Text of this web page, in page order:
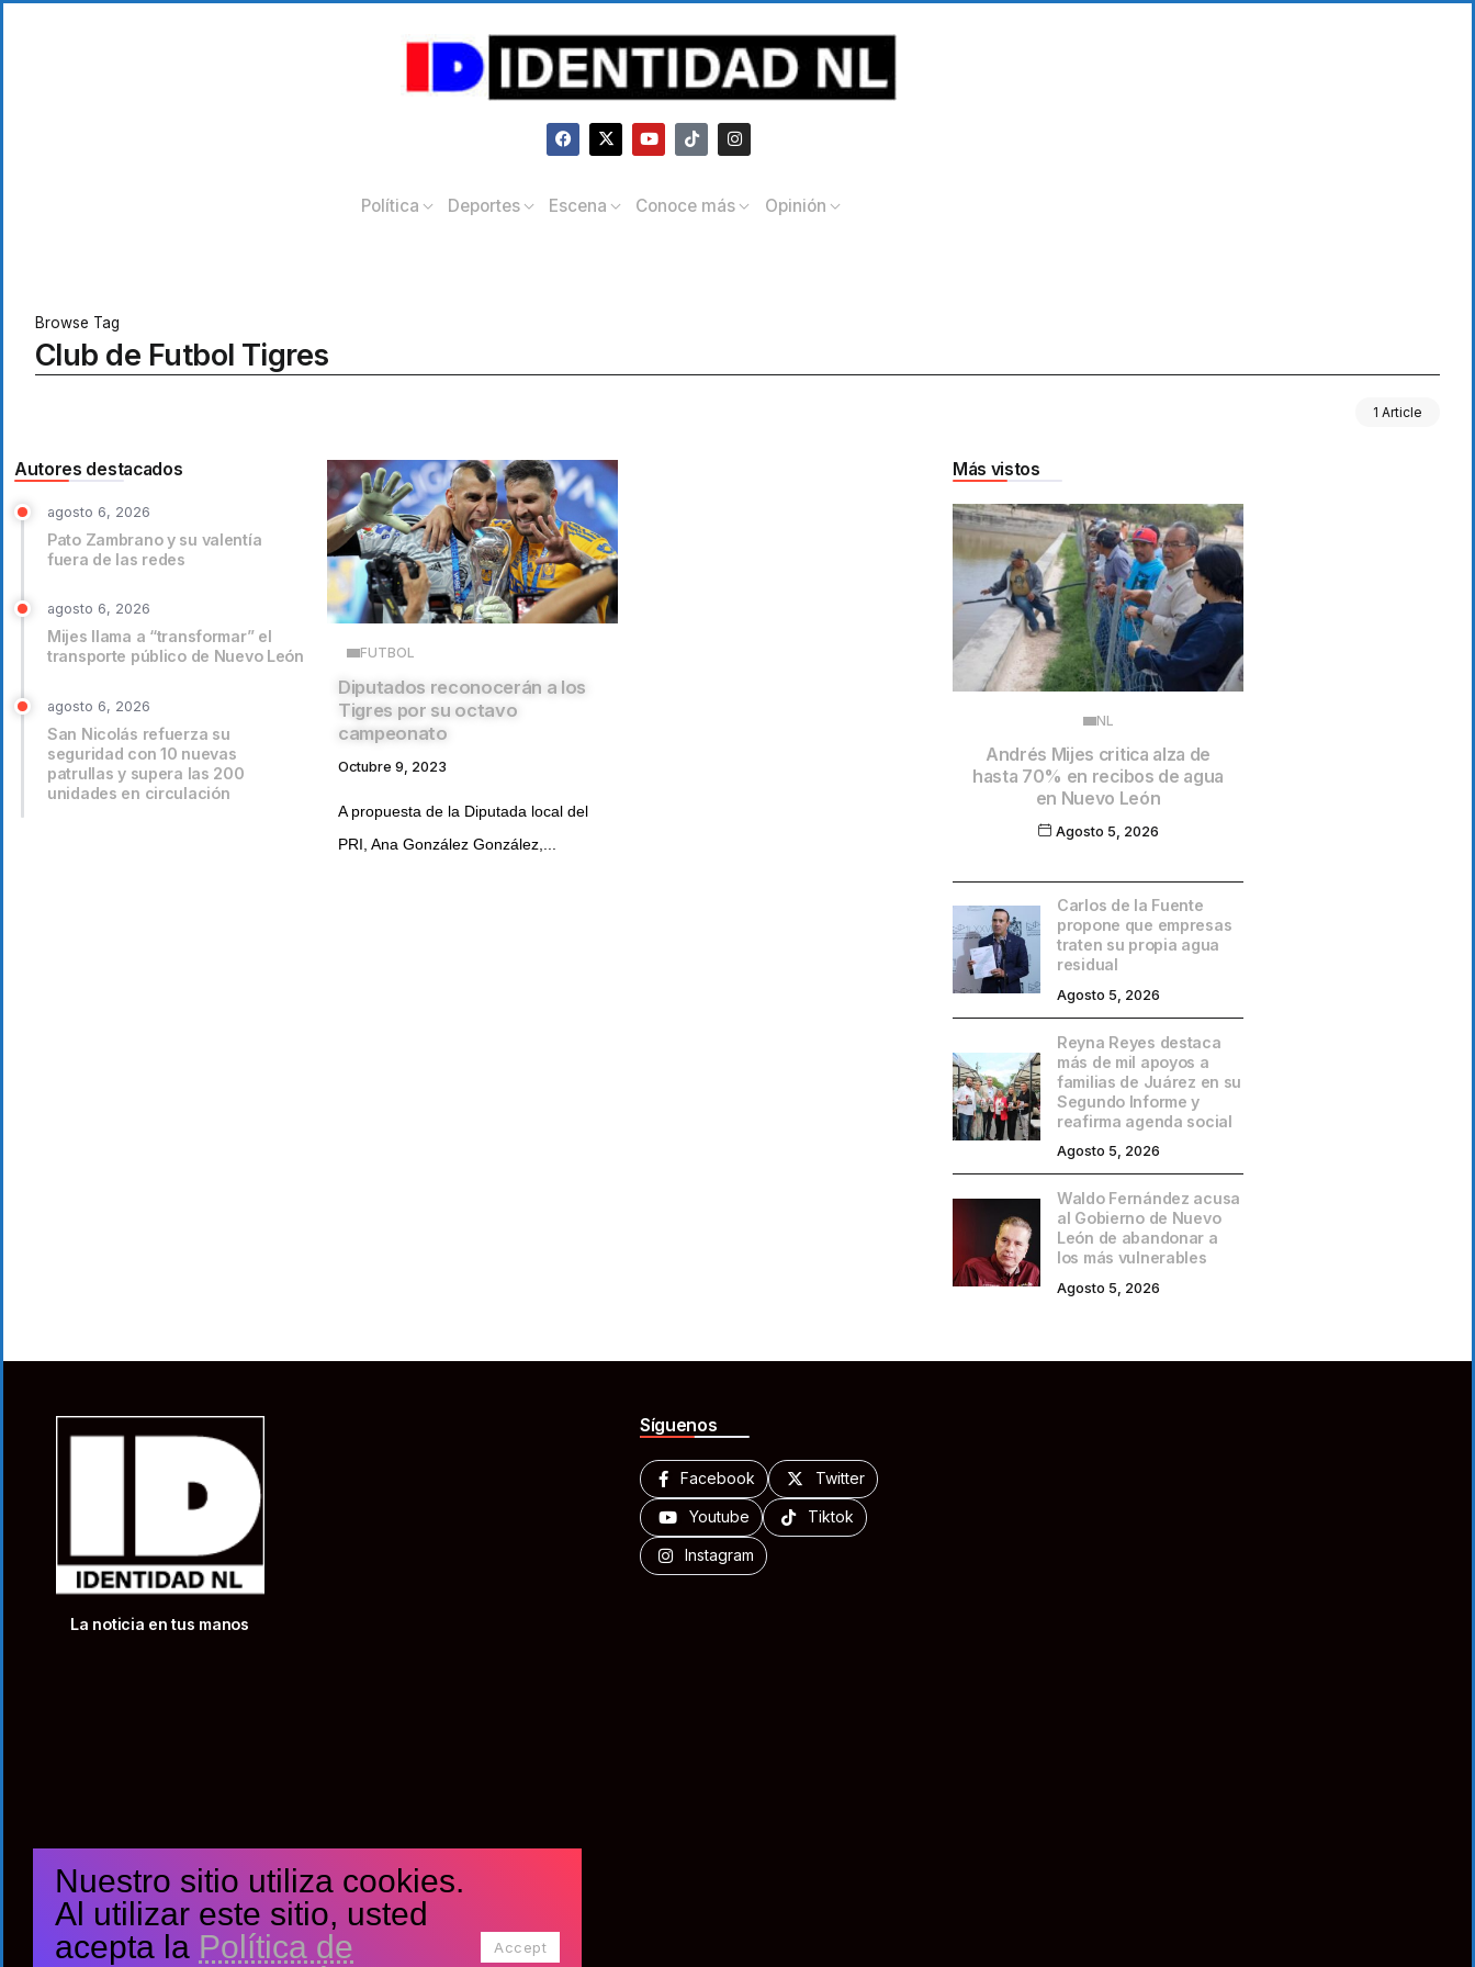
Política Deportes Escena Conoce más Opinión
Browse Tag
Club de Futbol Tigres
1 Article
Autores destacados
agosto 6, 2026
Pato Zambrano y su valentía
fuera de las redes
agosto 6, 2026
Mijes llama a “transformar” el
transporte público de Nuevo León
agosto 6, 2026
San Nicolás refuerza su
seguridad con 10 nuevas
patrullas y supera las 200
unidades en circulación
FUTBOL
Diputados reconocerán a los
Tigres por su octavo
campeonato
Octubre 9, 2023
A propuesta de la Diputada local del
PRI, Ana González González,...
Más vistos
NL
Andrés Mijes critica alza de
hasta 70% en recibos de agua
en Nuevo León
Agosto 5, 2026
Carlos de la Fuente
propone que empresas
traten su propia agua
residual
Agosto 5, 2026
Reyna Reyes destaca
más de mil apoyos a
familias de Juárez en su
Segundo Informe y
reafirma agenda social
Agosto 5, 2026
Waldo Fernández acusa
al Gobierno de Nuevo
León de abandonar a
los más vulnerables
Agosto 5, 2026
La noticia en tus manos
Síguenos
Facebook Twitter
Youtube Tiktok
Instagram
Nuestro sitio utiliza cookies.
Al utilizar este sitio, usted
acepta la Política de
Accept